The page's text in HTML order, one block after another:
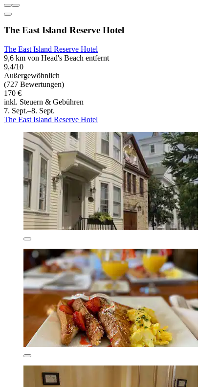
The East Island Reserve Hotel
The East Island Reserve Hotel
9,6 km von Head's Beach entfernt
9,4/10
Außergewöhnlich
(727 Bewertungen)
170 €
inkl. Steuern & Gebühren
7. Sept.–8. Sept.
The East Island Reserve Hotel